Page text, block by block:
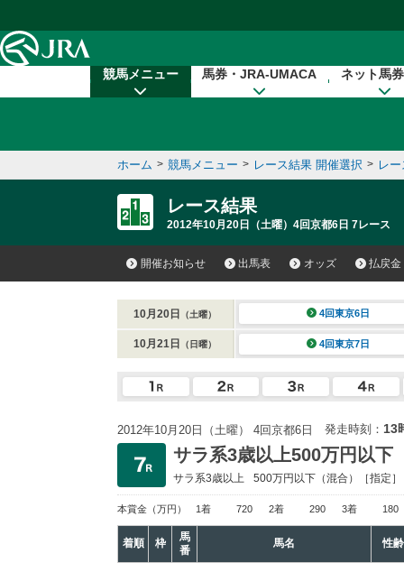
競馬メニュー 馬券・JRA-UMACA ネット馬
ホーム > 競馬メニュー > レース結果 開催選択 > レ
レース結果
2012年10月20日（土曜）4回京都6日 7レース
開催お知らせ 出馬表 オッズ 払戻金
10月20日 （土曜） 4回東京6日
10月21日 （日曜） 4回東京7日
2012年10月20日（土曜） 4回京都6日 発走時刻： 13
サラ系3歳以上500万円以下
サラ系3歳以上 500万円以下 （混合）［指定］
本賞金 （万円） 1着 720 2着 290 3着 180
着順 枠
馬
番
馬名 性齢